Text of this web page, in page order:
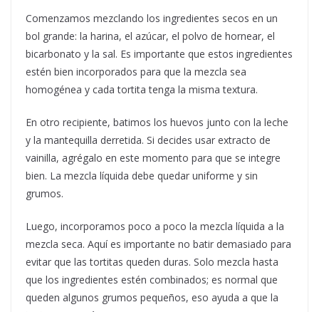
Comenzamos mezclando los ingredientes secos en un
bol grande: la harina, el azúcar, el polvo de hornear, el
bicarbonato y la sal. Es importante que estos ingredientes
estén bien incorporados para que la mezcla sea
homogénea y cada tortita tenga la misma textura.
En otro recipiente, batimos los huevos junto con la leche
y la mantequilla derretida. Si decides usar extracto de
vainilla, agrégalo en este momento para que se integre
bien. La mezcla líquida debe quedar uniforme y sin
grumos.
Luego, incorporamos poco a poco la mezcla líquida a la
mezcla seca. Aquí es importante no batir demasiado para
evitar que las tortitas queden duras. Solo mezcla hasta
que los ingredientes estén combinados; es normal que
queden algunos grumos pequeños, eso ayuda a que la